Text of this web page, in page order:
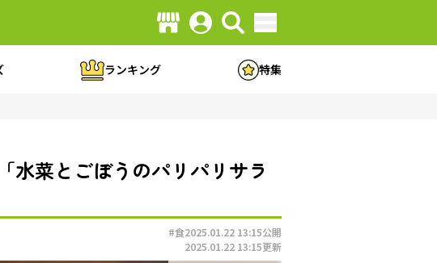
ランキング 特集
水菜とごぼうのパリパリサラ
#食2025.01.22 13:15公開
2025.01.22 13:15更新